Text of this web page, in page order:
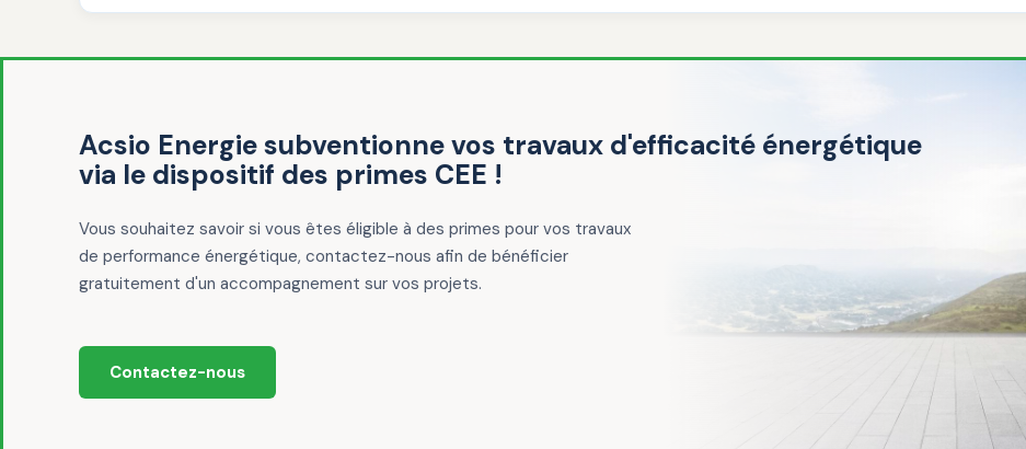
Acsio Energie subventionne vos travaux d'efficacité énergétique
via le dispositif des primes CEE !
Vous souhaitez savoir si vous êtes éligible à des primes pour vos travaux
de performance énergétique, contactez-nous afin de bénéficier
gratuitement d'un accompagnement sur vos projets.
Contactez-nous